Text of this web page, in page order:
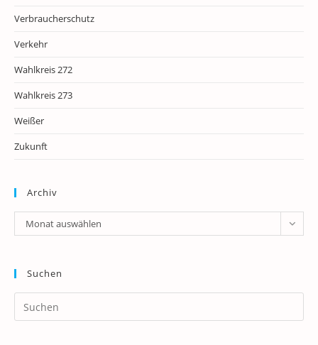
Verbraucherschutz
Verkehr
Wahlkreis 272
Wahlkreis 273
Weißer
Zukunft
Archiv
Archiv
Monat auswählen
Suchen